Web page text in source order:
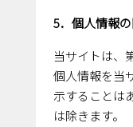
5．個人情報
当サイトは、
個人情報を当
示することは
は除きます。